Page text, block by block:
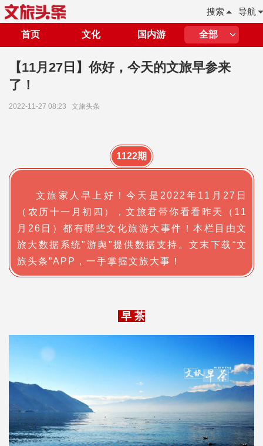
导航
搜索
首页 文化 国内游 全部
【11月27日】你好，今天的文旅早参来
了！
2022-11-27 08:23 文旅头条
1122期
文旅家人早上好！今天是2022年11月27日
（农历十一月初四），文旅君带你看看昨天（11
月26日）都有哪些文化旅游大事件！本栏目由文
旅大数据系统"游舆"提供数据支持。文末下载“文
旅头条”APP，一手掌握文旅大事！
早 茶